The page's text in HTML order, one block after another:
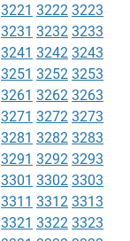
3221 3222 3223
3231 3232 3233
3241 3242 3243
3251 3252 3253
3261 3262 3263
3271 3272 3273
3281 3282 3283
3291 3292 3293
3301 3302 3303
3311 3312 3313
3321 3322 3323